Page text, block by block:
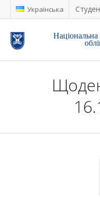
Українська
Національна